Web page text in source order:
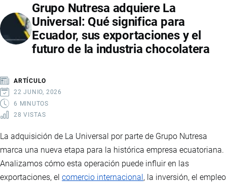
EL
MERCADO
VIVE
UN
IMPULSADO
POR
MARCAS
TENDENCIAS
Grupo Nutresa adquiere La
Universal: Qué significa para
Ecuador, sus exportaciones y el
futuro de la industria chocolatera
ARTÍCULO
22 JUNIO, 2026
6 MINUTOS
28 VISTAS
La adquisición de La Universal por parte de Grupo Nutresa
marca una nueva etapa para la histórica empresa ecuatoriana.
Analizamos cómo esta operación puede influir en las
exportaciones, el comercio internacional , la inversión, el empleo